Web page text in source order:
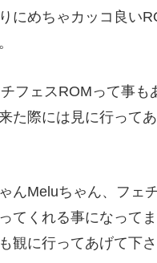
にめちゃカッコ良い
フェスROMって事も
た際には見に行って
んMeluちゃん、フェ
てくれる事になって
観に行ってあげて下さ